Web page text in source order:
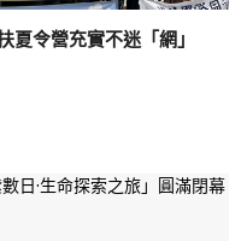
令營充實不迷「網」